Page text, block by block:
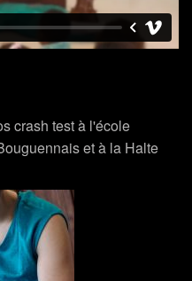
crash test à l'école
et à la Halte